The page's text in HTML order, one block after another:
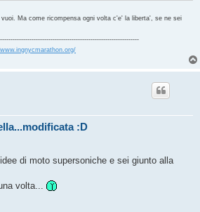
Ma come ricompensa ogni volta c'e' la liberta', se ne sei
:D
di moto supersoniche e sei giunto alla
volta...